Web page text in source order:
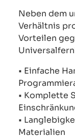
Neben dem
Verhältnis
Vorteilen
• Einfache
• Komplette
•
Materialien